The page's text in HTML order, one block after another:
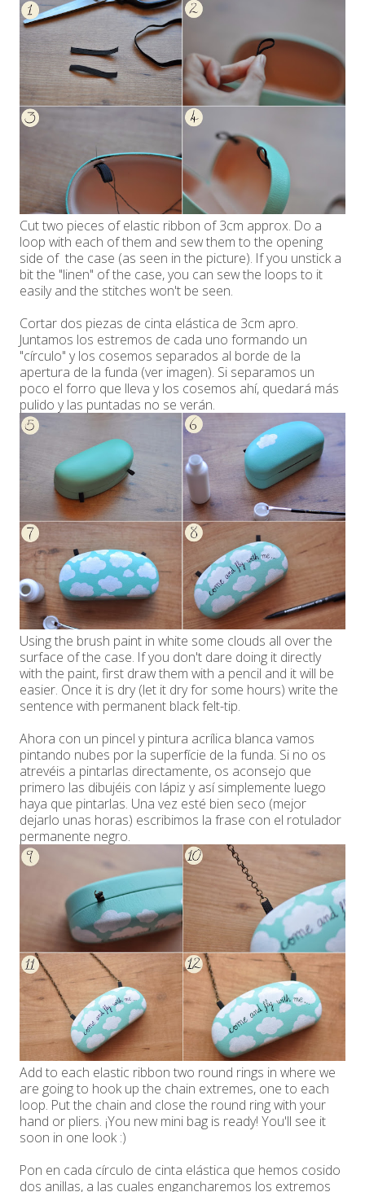
Cut two pieces of elastic ribbon of 3cm approx. Do a
loop with each of them and sew them to the opening
side of the case (as seen in the picture). If you unstick a
bit the "linen" of the case, you can sew the loops to it
easily and the stitches won't be seen.
Cortar dos piezas de cinta elástica de 3cm apro.
Juntamos los estremos de cada uno formando un
"círculo" y los cosemos separados al borde de la
apertura de la funda (ver imagen). Si separamos un
poco el forro que lleva y los cosemos ahí, quedará más
pulido y las puntadas no se verán.
Using the brush paint in white some clouds all over the
surface of the case. If you don't dare doing it directly
with the paint, first draw them with a pencil and it will be
easier. Once it is dry (let it dry for some hours) write the
sentence with permanent black felt-tip.
Ahora con un pincel y pintura acrílica blanca vamos
pintando nubes por la superfície de la funda. Si no os
atrevéis a pintarlas directamente, os aconsejo que
primero las dibujéis con lápiz y así simplemente luego
haya que pintarlas. Una vez esté bien seco (mejor
dejarlo unas horas) escribimos la frase con el rotulador
permanente negro.
Add to each elastic ribbon two round rings in where we
are going to hook up the chain extremes, one to each
loop. Put the chain and close the round ring with your
hand or pliers. ¡You new mini bag is ready! You'll see it
soon in one look :)
Pon en cada círculo de cinta elástica que hemos cosido
dos anillas, a las cuales engancharemos los extremos